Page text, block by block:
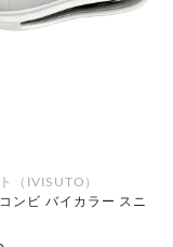
（IVISUTO）
ンビ バイカラー スニ